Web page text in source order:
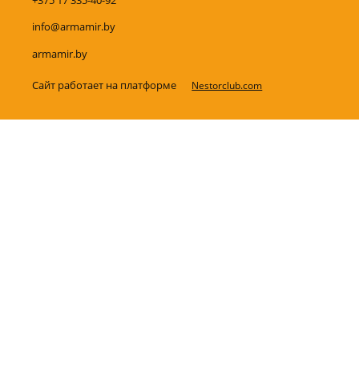
info@armamir.by
armamir.by
Сайт работает на платформе Nestorclub.com